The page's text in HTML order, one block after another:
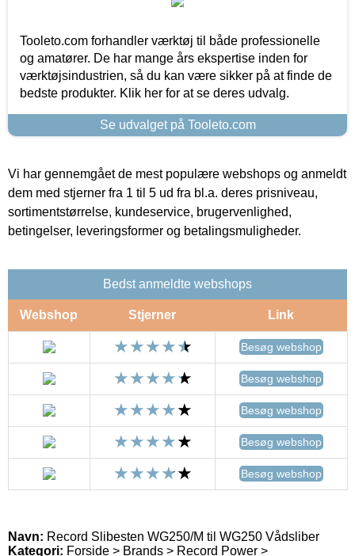
Tooleto.com forhandler værktøj til både professionelle
og amatører. De har mange års ekspertise inden for
værktøjsindustrien, så du kan være sikker på at finde de
bedste produkter. Klik her for at se deres udvalg.
Se udvalget på Tooleto.com
Vi har gennemgået de mest populære webshops og anmeldt
dem med stjerner fra 1 til 5 ud fra bl.a. deres prisniveau,
sortimentstørrelse, kundeservice, brugervenlighed,
betingelser, leveringsformer og betalingsmuligheder.
Bedst anmeldte webshops
Webshop Stjerner Link
Besøg webshop
Besøg webshop
Besøg webshop
Besøg webshop
Besøg webshop
Navn: Record Slibesten WG250/M til WG250 Vådsliber
Kategori: Forside > Brands > Record Power >